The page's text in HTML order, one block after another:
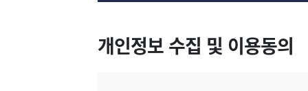
개인정보 수집 및 이용동의